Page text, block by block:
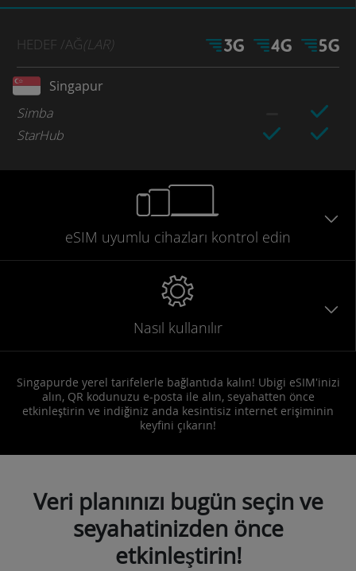
HEDEF /AĞ(LAR)
Singapur
Simba
StarHub
eSIM uyumlu cihazları kontrol edin
Nasıl kullanılır
Singapurde yerel tarifelerle bağlantıda kalın! Ubigi eSIM'inizi
alın, QR kodunuzu e-posta ile alın, seyahatten önce
etkinleştirin ve indiğiniz anda kesintisiz internet erişiminin
keyfini çıkarın!
Veri planınızı bugün seçin ve
seyahatinizden önce
etkinleştirin!